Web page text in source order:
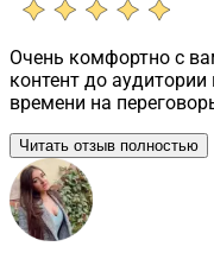
Очень комфортно с
контент до
времени на
Читать отзыв полностью